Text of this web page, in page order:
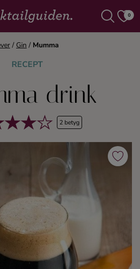
0
/ Gin / Mumma
RECEPT
drink
2 betyg